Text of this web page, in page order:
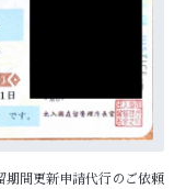
期間更新申請代行のご依頼